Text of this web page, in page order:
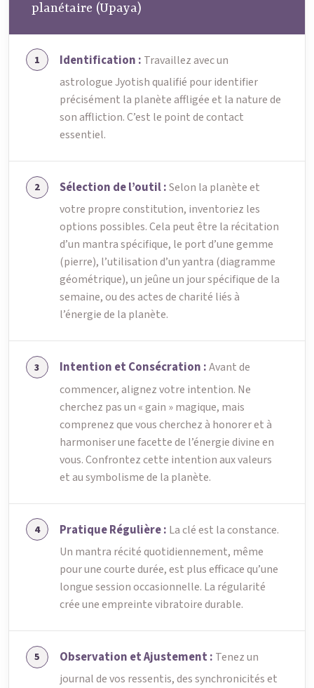
planétaire (Upaya)
Identification : Travaillez avec un
astrologue Jyotish qualifié pour identifier
précisément la planète affligée et la nature de
son affliction. C’est le point de contact
essentiel.
Sélection de l’outil :Selon la planète et
votre propre constitution, inventoriez les
options possibles. Cela peut être la récitation
d’un mantra spécifique, le port d’une gemme
(pierre), l’utilisation d’un yantra (diagramme
géométrique), un jeûne un jour spécifique de la
semaine, ou des actes de charité liés à
l’énergie de la planète.
Intention et Consécration :Avant de
commencer, alignez votre intention. Ne
cherchez pas un « gain » magique, mais
comprenez que vous cherchez à honorer et à
harmoniser une facette de l’énergie divine en
vous. Confrontez cette intention aux valeurs
et au symbolisme de la planète.
Pratique Régulière : La clé est la constance.
Un mantra récité quotidiennement, même
pour une courte durée, est plus efficace qu’une
longue session occasionnelle. La régularité
crée une empreinte vibratoire durable.
Observation et Ajustement : Tenez un
journal de vos ressentis, des synchronicités et